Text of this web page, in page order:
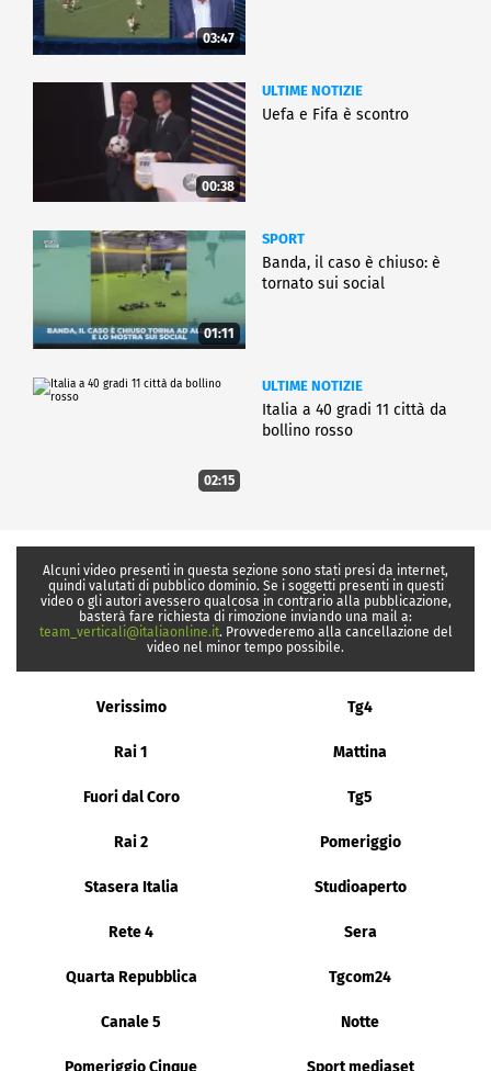
03:47
00:38
ULTIME NOTIZIE
Uefa e Fifa è scontro
01:11
SPORT
Banda, il caso è chiuso: è
tornato sui social
02:15
ULTIME NOTIZIE
Italia a 40 gradi 11 città da
bollino rosso
Alcuni video presenti in questa sezione sono stati presi da internet,
quindi valutati di pubblico dominio. Se i soggetti presenti in questi
video o gli autori avessero qualcosa in contrario alla pubblicazione,
basterà fare richiesta di rimozione inviando una mail a:
team_verticali@italiaonline.it. Provvederemo alla cancellazione del
video nel minor tempo possibile.
Verissimo Tg4
Rai 1 Mattina
Fuori dal Coro Tg5
Rai 2 Pomeriggio
Stasera Italia Studioaperto
Rete 4 Sera
Quarta Repubblica Tgcom24
Canale 5 Notte
Pomeriggio Cinque Sport mediaset